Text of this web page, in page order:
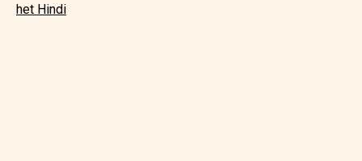
het Hindi